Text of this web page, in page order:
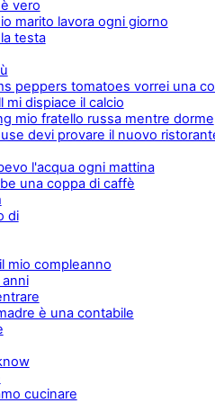
vero
marito lavora ogni giorno
testa
peppers tomatoes vorrei una
dispiace il calcio
mio fratello russa mentre dorme
devi provare il nuovo
l'acqua ogni mattina
una coppa di caffè
di
mio compleanno
è una contabile
cucinare